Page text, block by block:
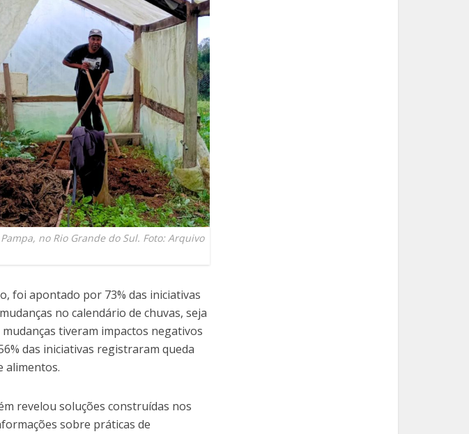
no Rio Grande do Sul. Foto: Arquivo
foi apontado por 73% das iniciativas
no calendário de chuvas, seja
tiveram impactos negativos
das iniciativas registraram queda
alimentos.
revelou soluções construídas nos
sobre práticas de